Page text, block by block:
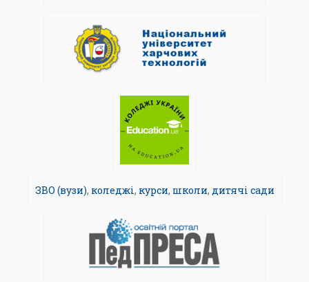
ЗВО (вузи), коледжі, курси, школи, дитячі сади